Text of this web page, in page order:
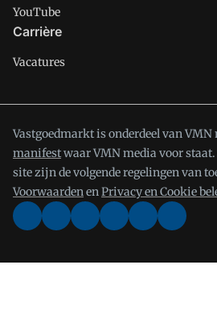
YouTube
Carrière
Vacatures
Vastgoedmarkt is onderdeel van VMN
manifestwaar VMN media voor
site zijn de volgende regelingen van
VoorwaardenenPrivacy en Cookie